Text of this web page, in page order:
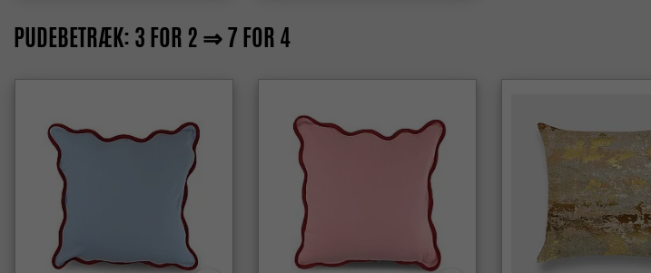
PUDEBETRÆK: 3 FOR 2 ⇒ 7 FOR 4